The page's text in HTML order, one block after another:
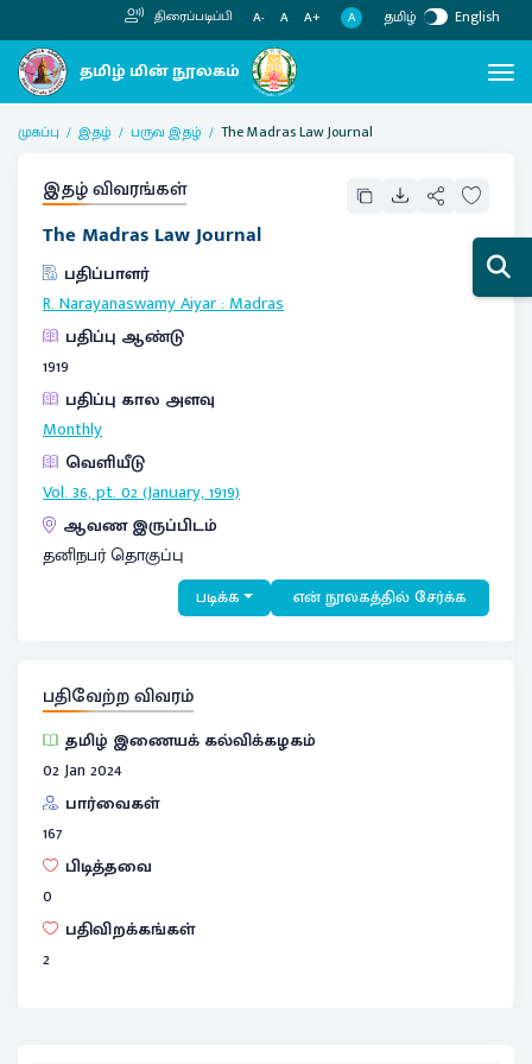
திரைப்படிப்பி A- A A+ A தமிழ் English
முகப்பு இதழ் பருவ இதழ் The Madras Law Journal
இதழ் விவரங்கள்
The Madras Law Journal
பதிப்பாளர்
R. Narayanaswamy Aiyar:Madras
பதிப்பு ஆண்டு
1919
பதிப்பு கால அளவு
Monthly
வெளியீடு
Vol. 36, pt. 02 (January, 1919)
ஆவண இருப்பிடம்
தனிநபர் தொகுப்பு
படிக்க என் நூலகத்தில் சேர்க்க
பதிவேற்ற விவரம்
தமிழ் இணையக் கல்விக்கழகம்
02 Jan 2024
பார்வைகள்
167
பிடித்தவை
0
பதிவிறக்கங்கள்
2